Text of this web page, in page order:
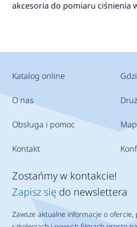
akcesoria do pomiaru ciśnienia
Katalog online
O nas
Obsługa i pomoc
Kontakt
Zostańmy w kontakcie!
Zapisz się do newslettera
Zawsze aktualne informacje o ofercie,